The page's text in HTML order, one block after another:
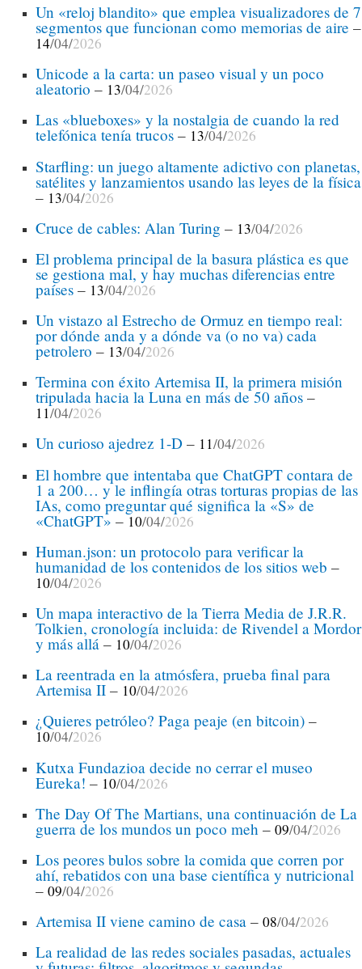
Un «reloj blandito» que emplea visualizadores de 7
segmentos que funcionan como memorias de aire –
14/04/2026
Unicode a la carta: un paseo visual y un poco
aleatorio – 13/04/2026
Las «blueboxes» y la nostalgia de cuando la red
telefónica tenía trucos – 13/04/2026
Starfling: un juego altamente adictivo con planetas,
satélites y lanzamientos usando las leyes de la física
– 13/04/2026
Cruce de cables: Alan Turing – 13/04/2026
El problema principal de la basura plástica es que
se gestiona mal, y hay muchas diferencias entre
países – 13/04/2026
Un vistazo al Estrecho de Ormuz en tiempo real:
por dónde anda y a dónde va (o no va) cada
petrolero – 13/04/2026
Termina con éxito Artemisa II, la primera misión
tripulada hacia la Luna en más de 50 años –
11/04/2026
Un curioso ajedrez 1-D – 11/04/2026
El hombre que intentaba que ChatGPT contara de
1 a 200… y le inflingía otras torturas propias de las
IAs, como preguntar qué significa la «S» de
«ChatGPT» –10/04/2026
Human.json: un protocolo para verificar la
humanidad de los contenidos de los sitios web –
10/04/2026
Un mapa interactivo de la Tierra Media de J.R.R.
Tolkien, cronología incluida: de Rivendel a Mordor
y más allá – 10/04/2026
La reentrada en la atmósfera, prueba final para
Artemisa II – 10/04/2026
¿Quieres petróleo? Paga peaje (en bitcoin) –
10/04/2026
Kutxa Fundazioa decide no cerrar el museo
Eureka! – 10/04/2026
The Day Of The Martians, una continuación de La
guerra de los mundos un poco meh – 09/04/2026
Los peores bulos sobre la comida que corren por
ahí, rebatidos con una base científica y nutricional
– 09/04/2026
Artemisa II viene camino de casa – 08/04/2026
La realidad de las redes sociales pasadas, actuales